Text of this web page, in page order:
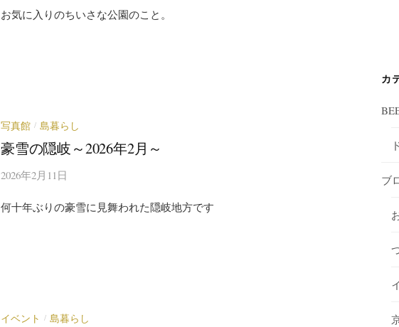
お気に入りのちいさな公園のこと。
写真館 / 島暮らし
豪雪の隠岐～2026年2月～
2026年2月11日
何十年ぶりの豪雪に見舞われた隠岐地方です
イベント / 島暮らし
カ
ブ